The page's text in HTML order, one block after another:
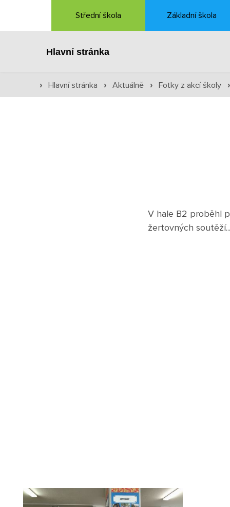
Střední škola Základní škola
Hlavní stránka
› Hlavní stránka › Aktuálně › Fotky z akcí školy
V hale B2 proběhl
žertovných soutěží...